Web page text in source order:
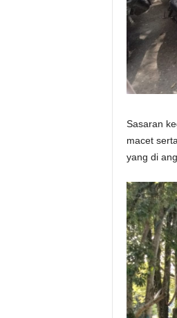
Sasaran
macet
yang di